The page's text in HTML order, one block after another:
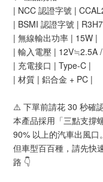
| NCC 認證字號 |
| BSMI 認證字號 |
| 無線輸出功率 | 15W |
| 輸入電壓 | 12V≒2.5A
| 充電接口 | Type-C |
| 材質 | 鋁合金 + PC |
⚠️ 下單前請花 30 秒確
本產品採用「三點支撐
90% 以上的汽車出風口。
但車型百百種，請先快
路 👇